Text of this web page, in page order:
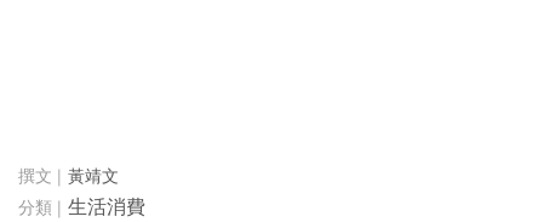
黃靖文
生活消費